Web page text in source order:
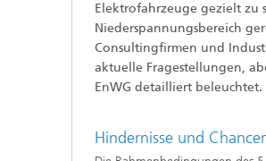
Elektrofahrzeuge gezielt zu
Niederspannungsbereich
Consultingfirmen und
aktuelle Fragestellungen,
EnWG detailliert beleuchtet.
Hindernisse und